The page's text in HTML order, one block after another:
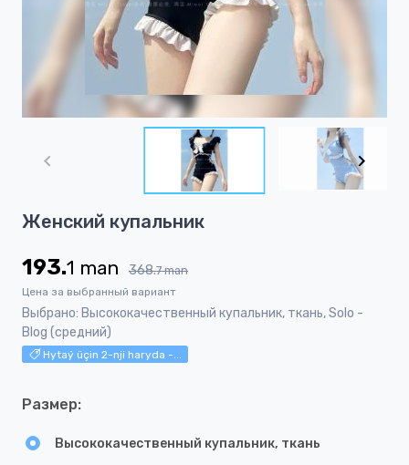
1
5
Женский купальник
193.1 man 368.7 man
Цена за выбранный вариант
Выбрано: Высококачественный купальник, ткань, Solo -
Blog (средний)
Hytaý üçin 2-nji haryda -...
Размер:
Высококачественный купальник, ткань